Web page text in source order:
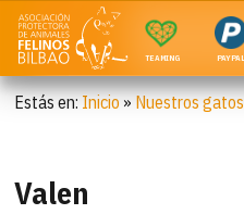
TEAMING PAYPAL
Estás en: Inicio » Nuestros gatos
Valen